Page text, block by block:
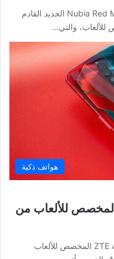
ظهرت معلومات جديدة عن هاتف Nubia Red Magic 7 الجديد القادم
هواتف ذكية
ظهور nubia Red Magic 7 المخصص للألعاب من
بدأ الحديث عن الجيل الجديد لهواتف شركة ZTE المخصص للألعاب